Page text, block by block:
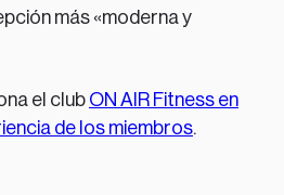
más «moderna y
el club ON AIR Fitness en
de los miembros.